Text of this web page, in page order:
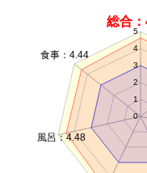
0
1
2
3
4
5
総合
風呂：4.48
食事：4.44